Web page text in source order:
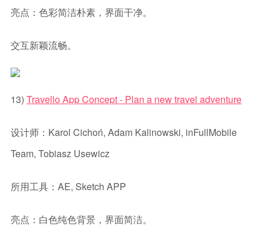
亮点：色彩简洁朴素，界面干净。
交互新颖流畅。
13) Travello App Concept - Plan a new travel adventure
设计师：Karol Cichoń, Adam Kalinowski, inFullMobile
Team, Tobiasz Usewicz
所用工具：AE, Sketch APP
亮点：白色纯色背景，界面简洁。